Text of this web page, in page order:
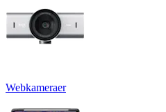
Webkameraer